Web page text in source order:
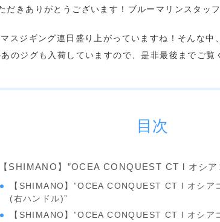
だきありがとうございます！ブルーマリンスタッフ
スジギング連日盛り上がっていますね！そんな中
のジグも入荷していますので、是非最後までご覧
目次
【SHIMANO】”OCEA CONQUEST CT l オシア
【SHIMANO】”OCEA CONQUEST CT l オシア
(右ハンドル)”
【SHIMANO】”OCEA CONQUEST CT l オシア